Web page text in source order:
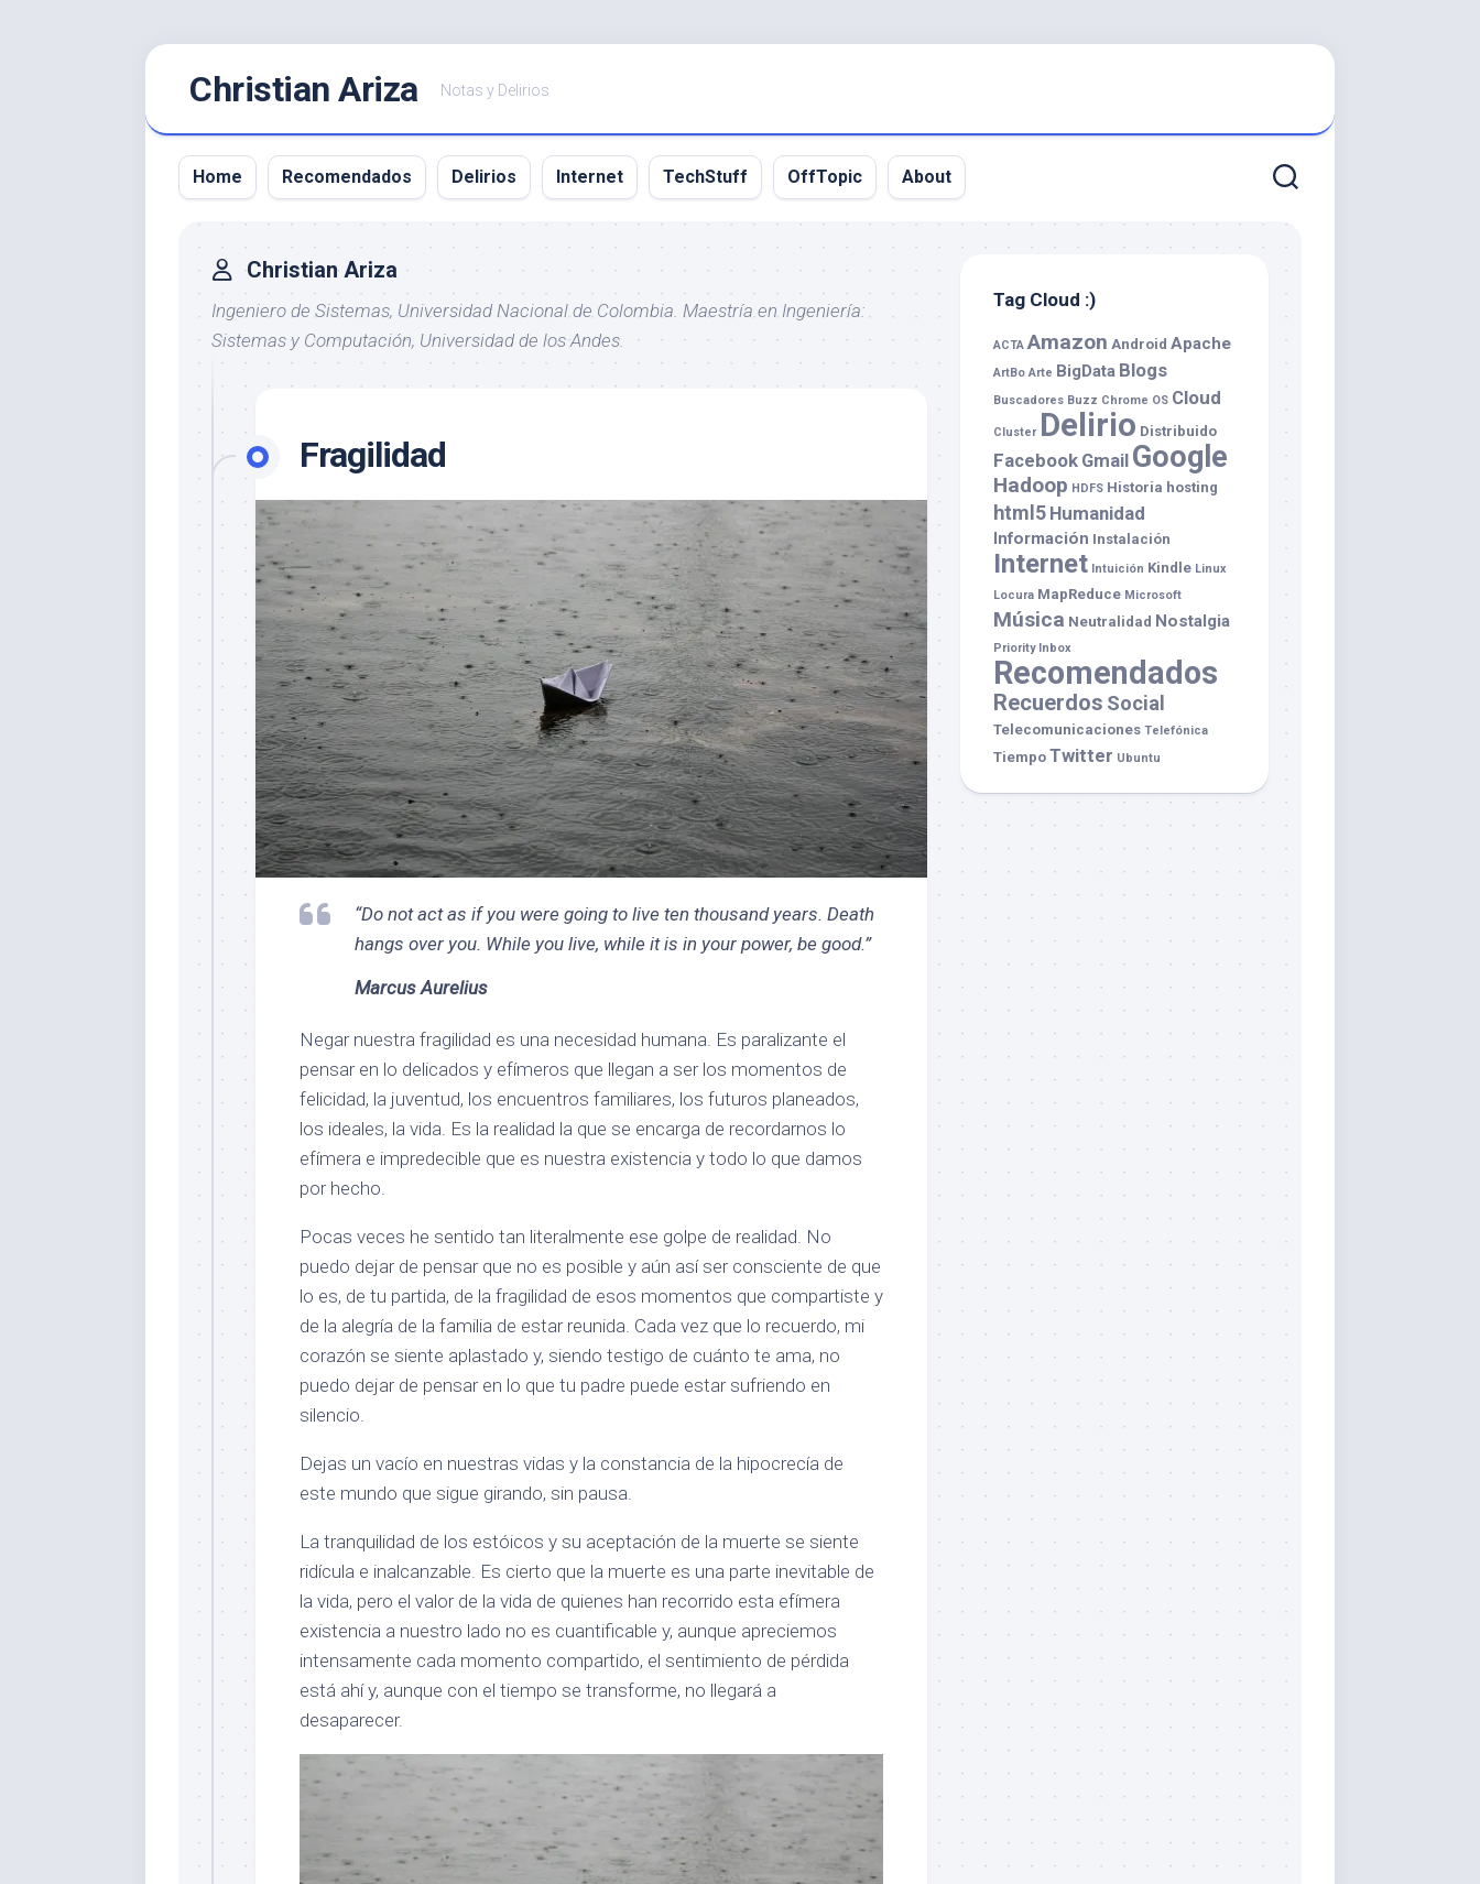
Christian Ariza Notas y Delirios
Home Recomendados Delirios Internet TechStuff OffTopic About
Christian Ariza
Ingeniero de Sistemas, Universidad Nacional de Colombia. Maestría en Ingeniería:
Sistemas y Computación, Universidad de los Andes.
Fragilidad
“Do not act as if you were going to live ten thousand years. Death
hangs over you. While you live, while it is in your power, be good.”
Marcus Aurelius
Negar nuestra fragilidad es una necesidad humana. Es paralizante el
pensar en lo delicados y efímeros que llegan a ser los momentos de
felicidad, la juventud, los encuentros familiares, los futuros planeados,
los ideales, la vida. Es la realidad la que se encarga de recordarnos lo
efímera e impredecible que es nuestra existencia y todo lo que damos
por hecho.
Pocas veces he sentido tan literalmente ese golpe de realidad. No
puedo dejar de pensar que no es posible y aún así ser consciente de que
lo es, de tu partida, de la fragilidad de esos momentos que compartiste y
de la alegría de la familia de estar reunida. Cada vez que lo recuerdo, mi
corazón se siente aplastado y, siendo testigo de cuánto te ama, no
puedo dejar de pensar en lo que tu padre puede estar sufriendo en
silencio.
Dejas un vacío en nuestras vidas y la constancia de la hipocrecía de
este mundo que sigue girando, sin pausa.
La tranquilidad de los estóicos y su aceptación de la muerte se siente
ridícula e inalcanzable. Es cierto que la muerte es una parte inevitable de
la vida, pero el valor de la vida de quienes han recorrido esta efímera
existencia a nuestro lado no es cuantificable y, aunque apreciemos
intensamente cada momento compartido, el sentimiento de pérdida
está ahí y, aunque con el tiempo se transforme, no llegará a
desaparecer.
Tag Cloud :)
ACTA Amazon Android Apache
ArtBo Arte BigData Blogs
Buscadores Buzz Chrome OS Cloud
Cluster Delirio Distribuido
Facebook Gmail Google
Hadoop HDFS Historia hosting
html5 Humanidad
Información Instalación
Internet Intuición Kindle Linux
Locura MapReduce Microsoft
Música Neutralidad Nostalgia
Priority Inbox
Recomendados
Recuerdos Social
Telecomunicaciones Telefónica
Tiempo Twitter Ubuntu